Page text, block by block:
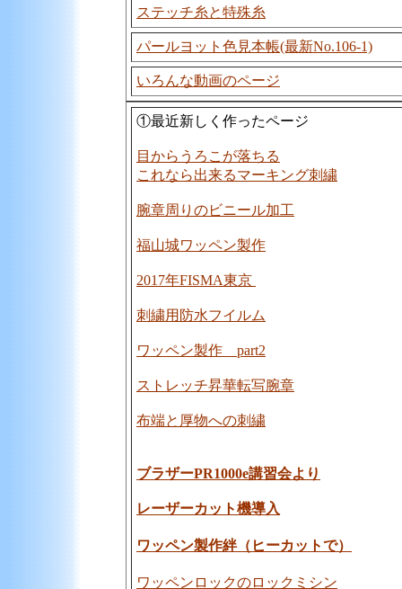
ステッチ糸と特殊糸
パールヨット色見本帳(最新No.106-1)
いろんな動画のページ
①最近新しく作ったページ
目からうろこが落ちる
これなら出来るマーキング刺繍
腕章周りのビニール加工
福山城ワッペン製作
2017年FISMA東京
刺繍用防水フイルム
ワッペン製作 part2
ストレッチ昇華転写腕章
布端と厚物への刺繍
ブラザーPR1000e講習会より
レーザーカット機導入
ワッペン製作絆（ヒーカットで）
ワッペンロックのロックミシン